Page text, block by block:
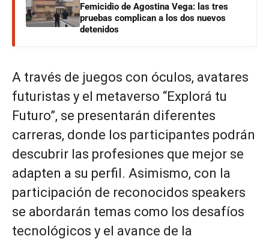
Femicidio de Agostina Vega: las tres
pruebas complican a los dos nuevos
detenidos
A través de juegos con óculos, avatares
futuristas y el metaverso “Explorá tu
Futuro”, se presentarán diferentes
carreras, donde los participantes podrán
descubrir las profesiones que mejor se
adapten a su perfil. Asimismo, con la
participación de reconocidos speakers
se abordarán temas como los desafíos
tecnológicos y el avance de la